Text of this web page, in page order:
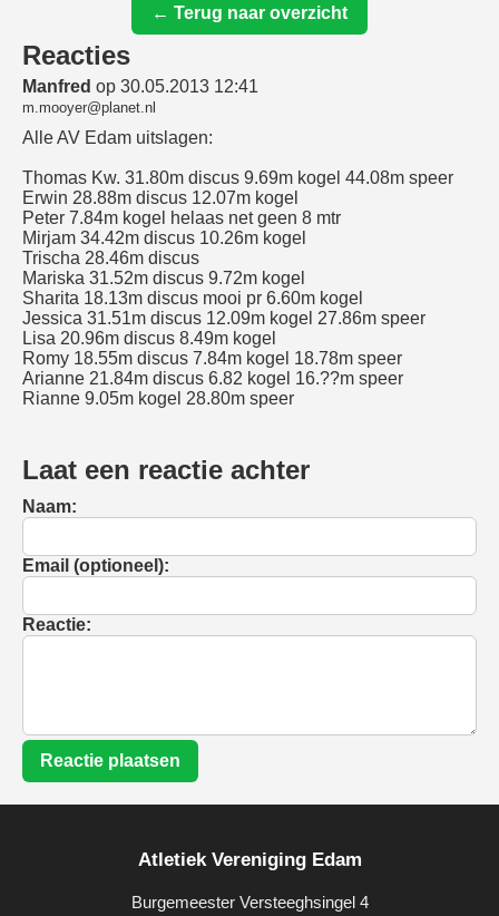
← Terug naar overzicht
Reacties
Manfred op 30.05.2013 12:41
m.mooyer@planet.nl
Alle AV Edam uitslagen:
Thomas Kw. 31.80m discus 9.69m kogel 44.08m speer
Erwin 28.88m discus 12.07m kogel
Peter 7.84m kogel helaas net geen 8 mtr
Mirjam 34.42m discus 10.26m kogel
Trischa 28.46m discus
Mariska 31.52m discus 9.72m kogel
Sharita 18.13m discus mooi pr 6.60m kogel
Jessica 31.51m discus 12.09m kogel 27.86m speer
Lisa 20.96m discus 8.49m kogel
Romy 18.55m discus 7.84m kogel 18.78m speer
Arianne 21.84m discus 6.82 kogel 16.??m speer
Rianne 9.05m kogel 28.80m speer
Laat een reactie achter
Naam:
Email (optioneel):
Reactie:
Reactie plaatsen
Atletiek Vereniging Edam
Burgemeester Versteeghsingel 4